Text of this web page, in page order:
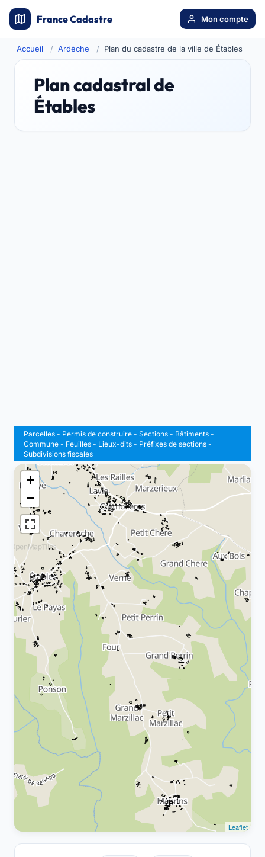
France Cadastre Mon compte
Accueil Ardèche Plan du cadastre de la ville de Étables
Plan cadastral de
Étables
Parcelles - Permis de construire - Sections - Bâtiments -
Commune - Feuilles - Lieux-dits - Préfixes de sections -
Subdivisions fiscales
+
−
Leaflet